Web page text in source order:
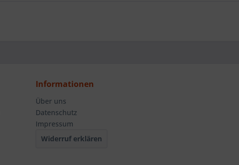
Informationen
Über uns
Datenschutz
Impressum
Widerruf erklären